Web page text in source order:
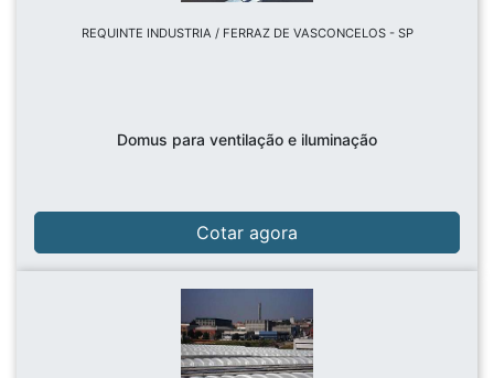
REQUINTE INDUSTRIA / FERRAZ DE VASCONCELOS - SP
Domus para ventilação e iluminação
Cotar agora